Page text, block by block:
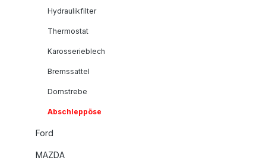
Hydraulikfilter
Thermostat
Karosserieblech
Bremssattel
Domstrebe
Abschleppöse
Ford
MAZDA